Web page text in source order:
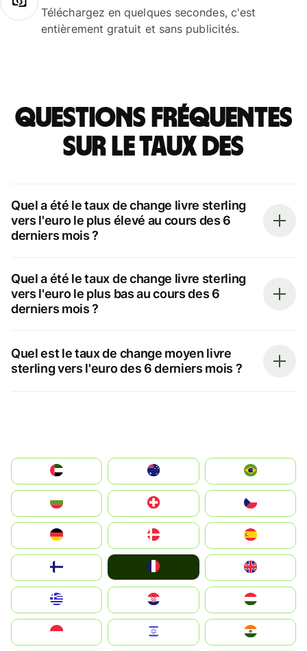
Téléchargez en quelques secondes, c'est
entièrement gratuit et sans publicités.
Questions fréquentes
sur le taux des
Quel a été le taux de change livre sterling
vers l'euro le plus élevé au cours des 6
derniers mois ?
Quel a été le taux de change livre sterling
vers l'euro le plus bas au cours des 6
derniers mois ?
Quel est le taux de change moyen livre
sterling vers l'euro des 6 derniers mois ?
الإمارات العربية المتحدة
Switzerland
Deutschland
United Kingdom
Magyarország